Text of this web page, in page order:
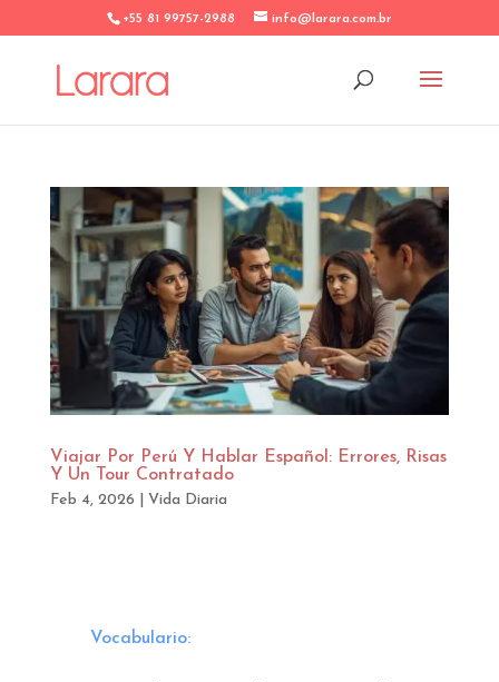
+55 81 99757-2988 info@larara.com.br
Viajar Por Perú Y Hablar Español: Errores, Risas
Y Un Tour Contratado
Feb 4, 2026 Vida Diaria
Vocabulario: